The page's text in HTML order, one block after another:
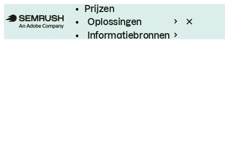
Prijzen
Oplossingen
Informatiebronnen